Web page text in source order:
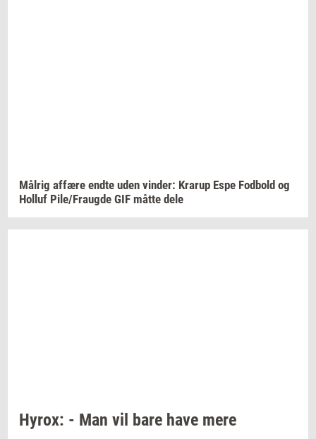
Må­l­rig af­fæ­re endte uden vin­der: Krarup Espe Fod­bold og
Hol­luf Pile/Fraug­de GIF måtte dele
Hyrox: - Man vil bare have mere